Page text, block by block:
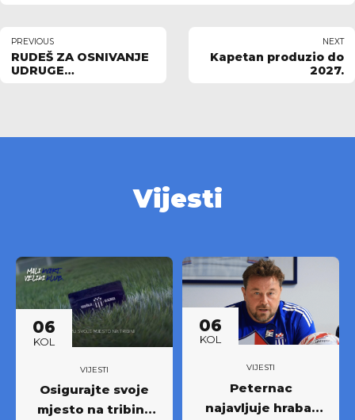
PREVIOUS
RUDEŠ ZA OSNIVANJE
UDRUGE
ELITE!"
NEXT
Kapetan produzio do
2027.
Vijesti
06
KOL
VIJESTI
Osigurajte svoje
mjesto na tribini:
06
KOL
VIJESTI
Peternac
najavljuje hrabar